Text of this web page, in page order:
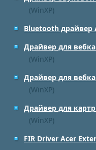
(WinXP)
Bluetooth драйвер
Драйвер для
(WinXP)
Драйвер для
(WinXP)
Драйвер для
(WinXP)
FIR Driver Acer